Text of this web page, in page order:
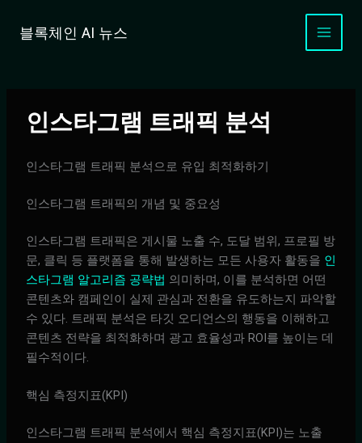
블록체인 AI 뉴스
인스타그램 트래픽 분석
인스타그램 트래픽 분석으로 유입 최적화하기
인스타그램 트래픽의 개념 및 중요성
인스타그램 트래픽은 게시물 노출 수, 도달 범위, 프로필 방
문, 클릭 등 플랫폼을 통해 발생하는 모든 사용자 활동을 인
스타그램 알고리즘 공략법 의미하며, 이를 분석하면 어떤
콘텐츠와 캠페인이 실제 관심과 전환을 유도하는지 파악할
수 있다. 트래픽 분석은 타깃 오디언스의 행동을 이해하고
콘텐츠 전략을 최적화하며 광고 효율성과 ROI를 높이는 데
필수적이다.
핵심 측정지표(KPI)
인스타그램 트래픽 분석에서 핵심 측정지표(KPI)는 노출